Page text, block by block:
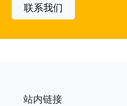
联系我们
站内链接